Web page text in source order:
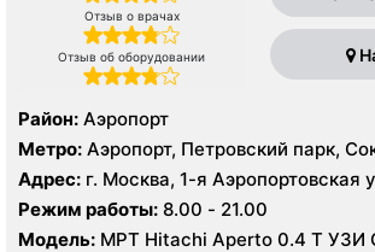
Отзыв о врачах
Отзыв об оборудовании
Район: Аэропорт
Метро: Аэропорт, Петровский парк,
Адрес: г. Москва, 1-я Аэропортовская
Режим работы: 8.00 - 21.00
Модель: МРТ Hitachi Aperto 0.4 Т УЗИ